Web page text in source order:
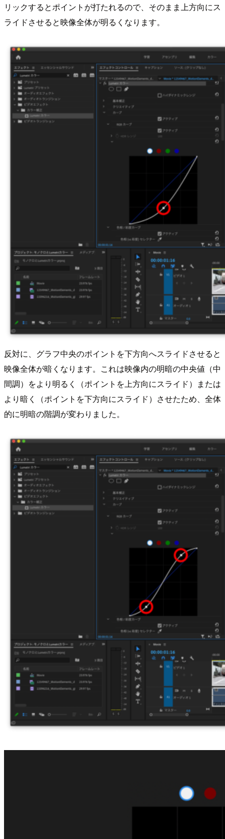
リックするとポイントが打たれるので、そのまま上方向にス
ライドさせると映像全体が明るくなります。
反対に、グラフ中央のポイントを下方向へスライドさせると
映像全体が暗くなります。これは映像内の明暗の中央値（中
間調）をより明るく（ポイントを上方向にスライド）または
より暗く（ポイントを下方向にスライド）させたため、全体
的に明暗の階調が変わりました。